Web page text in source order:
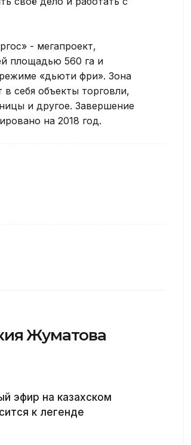
- мегапроект,
площадью 560 га и
«дьюти фри». Зона
себя объекты торговли,
и другое. Завершение
на 2018 год.
Жуматова
эфир на казахском
к легенде